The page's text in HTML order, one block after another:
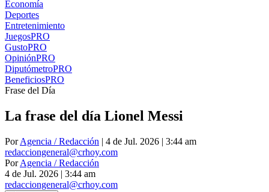
Economía
Deportes
Entretenimiento
JuegosPRO
GustoPRO
OpiniónPRO
DiputómetroPRO
BeneficiosPRO
Frase del Día
La frase del día Lionel Messi
PorAgencia / Redacción | 4 de Jul. 2026 | 3:44 am
redacciongeneral@crhoy.com
PorAgencia / Redacción
4 de Jul. 2026 | 3:44 am
redacciongeneral@crhoy.com